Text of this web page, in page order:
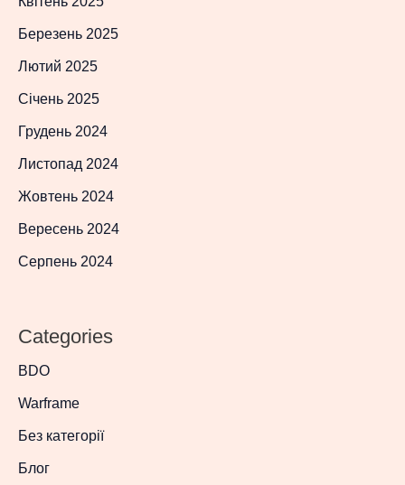
Березень 2025
Лютий 2025
Січень 2025
Грудень 2024
Листопад 2024
Жовтень 2024
Вересень 2024
Серпень 2024
Categories
BDO
Warframe
Без категорії
Блог